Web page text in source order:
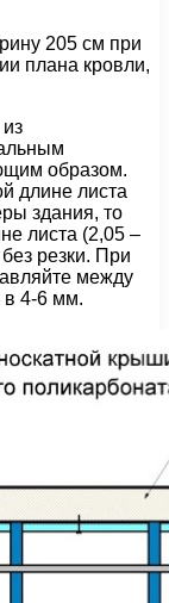
205 см при
плана кровли,
образом.
длине листа
здания, то
листа (2,05 –
резки. При
между
в 4-6 мм.